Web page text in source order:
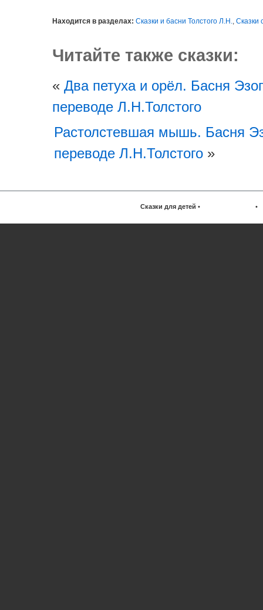
Находится в разделах: Сказки и басни Толстого Л.Н., Сказки
Читайте также сказки:
« Два петуха и орёл. Басня
переводе Л.Н.Толстого
Растолстевшая мышь. Басня
переводе Л.Н.Толстого »
Сказки для детей • •